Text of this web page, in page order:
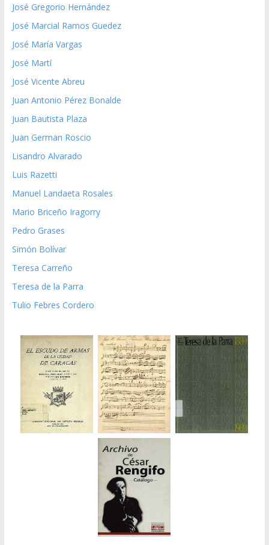
José Gregorio Hernández
José Marcial Ramos Guedez
José María Vargas
José Martí
José Vicente Abreu
Juan Antonio Pérez Bonalde
Juan Bautista Plaza
Juan German Roscio
Lisandro Alvarado
Luis Razetti
Manuel Landaeta Rosales
Mario Briceño Iragorry
Pedro Grases
Simón Bolívar
Teresa Carreño
Teresa de la Parra
Tulio Febres Cordero